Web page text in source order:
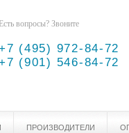
вопросы? Звоните
(495) 972-84-72
(901) 546-84-72
ПРОИЗВОДИТЕЛИ